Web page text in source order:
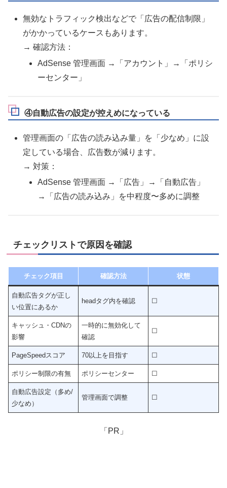
無効なトラフィック検出などで「広告の配信制限」
がかかっているケースもあります。
→ 確認方法：
AdSense 管理画面 →「アカウント」→「ポリシ
ーセンター」
④自動広告の設定が控えめになっている
管理画面の「広告の読み込み量」を「少なめ」に設
定している場合、広告数が減ります。
→ 対策：
AdSense 管理画面 →「広告」→「自動広告」
→「広告の読み込み」を中程度〜多めに調整
チェックリストで原因を確認
チェック項目 確認方法 状態
自動広告タグが正し
い位置にあるか
headタグ内を確認 ☐
キャッシュ・CDNの
影響
一時的に無効化して
確認
☐
PageSpeedスコア 70以上を目指す ☐
ポリシー制限の有無 ポリシーセンター ☐
自動広告設定（多め/
少なめ）
管理画面で調整 ☐
「PR」